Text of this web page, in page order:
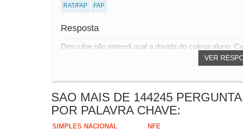
RAT/FAP FAP
Resposta
VER
Desculpe não entendi qual a dúvida do colega aluno.
SAO MAIS DE 144245
POR PALAVRA CHAVE:
SIMPLES NACIONAL NFE